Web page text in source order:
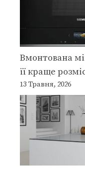
Вмонтована
її краще
13 Травня, 2026